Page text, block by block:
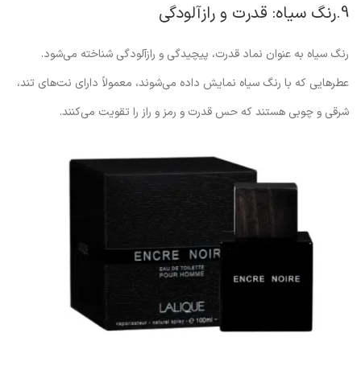
9.رنگ سیاه: قدرت و رازآلودگی
رنگ سیاه به عنوان نماد قدرت، پیچیدگی و رازآلودگی شناخته می‌شود.
عطرهایی که با رنگ سیاه نمایش داده می‌شوند، معمولاً دارای نت‌های تند،
شرقی و چوبی هستند که حس قدرت و رمز و راز را تقویت می‌کنند.